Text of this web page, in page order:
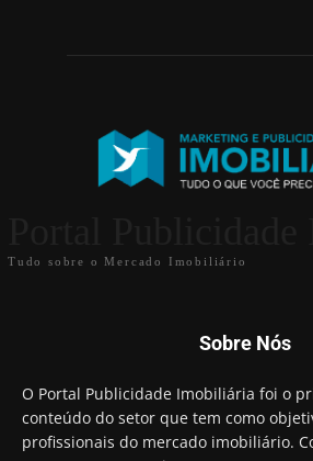
Tudo sobre o Mercado Imobiliário
Sobre Nós
O Portal Publicidade Imobiliária foi o
conteúdo do setor que tem como
profissionais do mercado imobiliário.